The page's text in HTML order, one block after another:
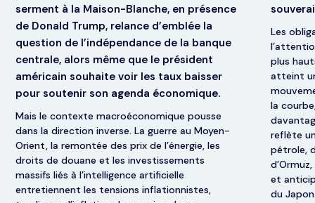
serment à la Maison-Blanche, en présence
de Donald Trump, relance d’emblée la
question de l’indépendance de la banque
centrale, alors même que le président
américain souhaite voir les taux baisser
pour soutenir son agenda économique.
Mais le contexte macroéconomique pousse
dans la direction inverse. La guerre au Moyen-
Orient, la remontée des prix de l’énergie, les
droits de douane et les investissements
massifs liés à l’intelligence artificielle
entretiennent les tensions inflationnistes,
Les
plus
atteint
la
reflète
pétrole,
et
du